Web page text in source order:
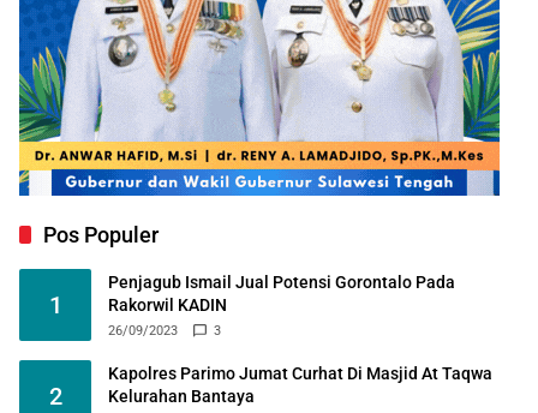
Pos Populer
1
Penjagub Ismail Jual Potensi Gorontalo Pada
Rakorwil KADIN
26/09/2023 3
2
Kapolres Parimo Jumat Curhat Di Masjid At Taqwa
Kelurahan Bantaya